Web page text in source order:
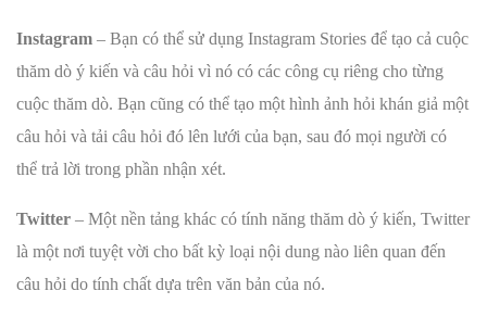
Instagram – Bạn có thể sử dụng Instagram Stories để tạo cả cuộc
thăm dò ý kiến và câu hỏi vì nó có các công cụ riêng cho từng
cuộc thăm dò. Bạn cũng có thể tạo một hình ảnh hỏi khán giả một
câu hỏi và tải câu hỏi đó lên lưới của bạn, sau đó mọi người có
thể trả lời trong phần nhận xét.
Twitter – Một nền tảng khác có tính năng thăm dò ý kiến, Twitter
là một nơi tuyệt vời cho bất kỳ loại nội dung nào liên quan đến
câu hỏi do tính chất dựa trên văn bản của nó.